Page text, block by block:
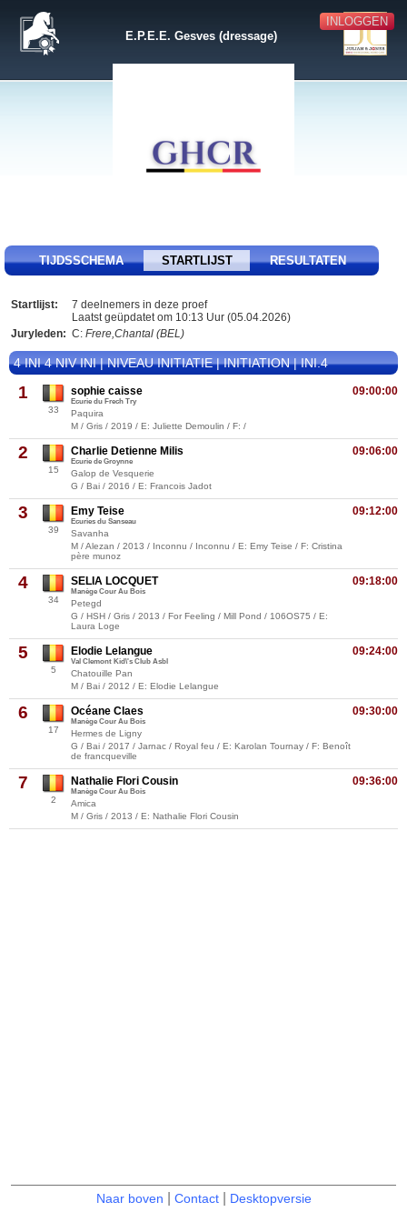
INLOGGEN
E.P.E.E. Gesves (dressage)
TIJDSSCHEMA STARTLIJST RESULTATEN
Startlijst:
7 deelnemers in deze proef
Laatst geüpdatet om 10:13 Uur (05.04.2026)
Juryleden: C: Frere,Chantal (BEL)
4 INI 4 NIV INI | NIVEAU INITIATIE | INITIATION | INI.4
1
33
09:00:00
sophie caisse
Ecurie du Frech Try
Paquira
M / Gris / 2019 / E: Juliette Demoulin / F: /
2
15
09:06:00
Charlie Detienne Milis
Ecurie de Groynne
Galop de Vesquerie
G / Bai / 2016 / E: Francois Jadot
3
39
09:12:00
Emy Teise
Ecuries du Sanseau
Savanha
M / Alezan / 2013 / Inconnu / Inconnu / E: Emy Teise / F: Cristina
père munoz
4
34
09:18:00
SELIA LOCQUET
Manège Cour Au Bois
Petegd
G / HSH / Gris / 2013 / For Feeling / Mill Pond / 106OS75 / E:
Laura Loge
5
5
09:24:00
Elodie Lelangue
Val Clemont Kid\'s Club Asbl
Chatouille Pan
M / Bai / 2012 / E: Elodie Lelangue
6
17
09:30:00
Océane Claes
Manège Cour Au Bois
Hermes de Ligny
G / Bai / 2017 / Jarnac / Royal feu / E: Karolan Tournay / F: Benoît
de francqueville
7
2
09:36:00
Nathalie Flori Cousin
Manège Cour Au Bois
Amica
M / Gris / 2013 / E: Nathalie Flori Cousin
Naar boven Contact Desktopversie